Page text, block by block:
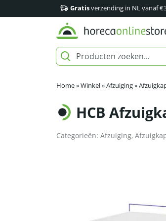
Gratisverzending in NL vanaf
Home»Winkel»Afzuiging»
HCB
Categorieën: Afzuiging,